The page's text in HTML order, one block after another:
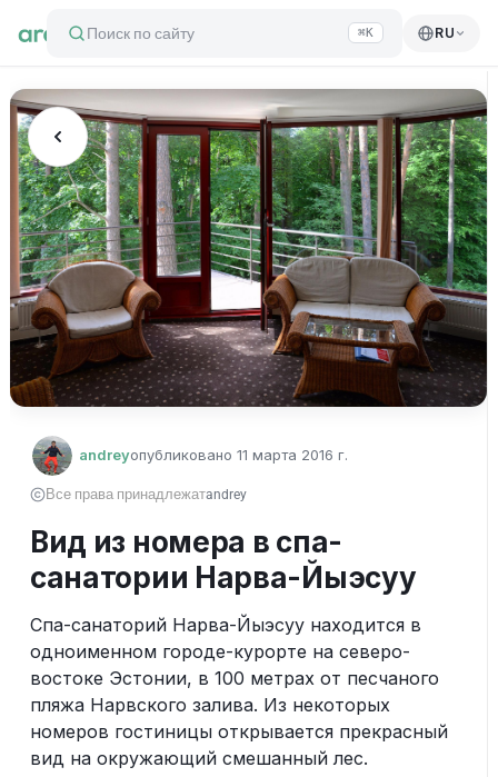
Поиск по сайту ⌘K RU
andreyопубликовано 11 марта 2016 г.
Все права принадлежатandrey
Вид из номера в спа-
санатории Нарва-Йыэсуу
Спа-санаторий Нарва-Йыэсуу находится в
одноименном городе-курорте на северо-
востоке Эстонии, в 100 метрах от песчаного
пляжа Нарвского залива. Из некоторых
номеров гостиницы открывается прекрасный
вид на окружающий смешанный лес.